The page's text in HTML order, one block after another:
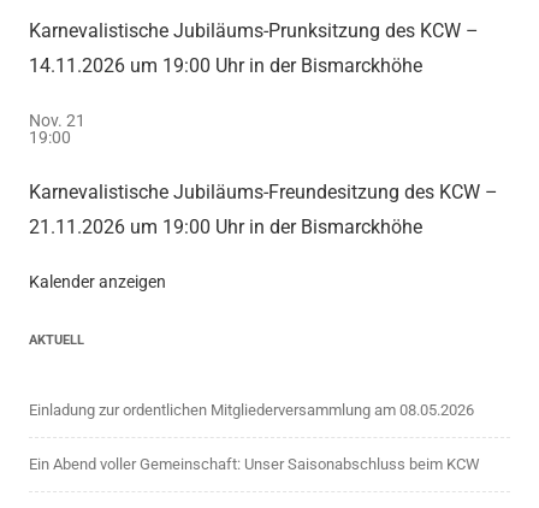
Karnevalistische Jubiläums-Prunksitzung des KCW –
14.11.2026 um 19:00 Uhr in der Bismarckhöhe
Nov. 21
19:00
Karnevalistische Jubiläums-Freundesitzung des KCW –
21.11.2026 um 19:00 Uhr in der Bismarckhöhe
Kalender anzeigen
AKTUELL
Einladung zur ordentlichen Mitgliederversammlung am 08.05.2026
Ein Abend voller Gemeinschaft: Unser Saisonabschluss beim KCW